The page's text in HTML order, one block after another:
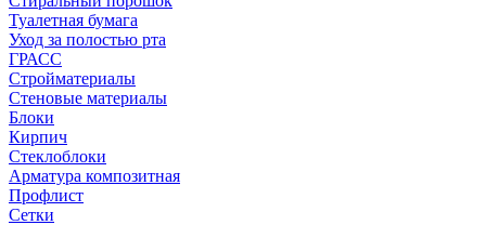
Туалетная бумага
Уход за полостью рта
ГРАСС
Стройматериалы
Стеновые материалы
Блоки
Кирпич
Стеклоблоки
Арматура композитная
Профлист
Сетки